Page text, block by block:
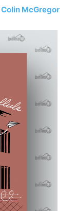
Colin McGregor